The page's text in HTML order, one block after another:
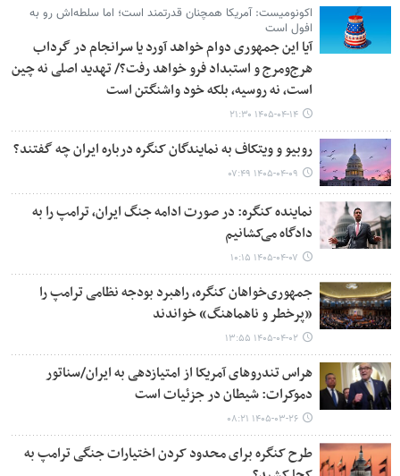
اکونومیست: آمریکا همچنان قدرتمند است؛ اما سلطه‌اش رو به
افول است
آیا این جمهوری دوام خواهد آورد یا سرانجام در گرداب
هرج‌ومرج و استبداد فرو خواهد رفت؟/ تهدید اصلی نه چین
است، نه روسیه، بلکه خود واشنگتن است
۱۴۰۵-۰۴-۱۴ ۲۱:۳۰
روبیو و ویتکاف به نمایندگان کنگره درباره ایران چه گفتند؟
۱۴۰۵-۰۴-۰۹ ۰۷:۴۹
نماینده کنگره: در صورت ادامه جنگ ایران، ترامپ را به
دادگاه می‌کشانیم
۱۴۰۵-۰۴-۰۷ ۱۰:۱۵
جمهوری‌خواهان کنگره، راهبرد بودجه نظامی ترامپ را
«پرخطر و ناهماهنگ» خواندند
۱۴۰۵-۰۴-۰۲ ۱۳:۵۵
هراس تندروهای آمریکا از امتیازدهی به ایران/سناتور
دموکرات: شیطان در جزئیات است
۱۴۰۵-۰۳-۲۶ ۰۸:۲۱
طرح کنگره برای محدود کردن اختیارات جنگی ترامپ به